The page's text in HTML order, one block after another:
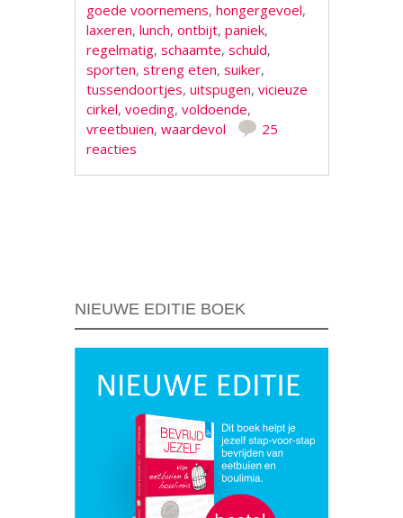
goede voornemens,hongergevoel,
laxeren,lunch,ontbijt,paniek,
regelmatig,schaamte,schuld,
sporten,streng eten,suiker,
tussendoortjes,uitspugen,vicieuze
cirkel,voeding,voldoende,
vreetbuien,waardevol
25
reacties
NIEUWE EDITIE BOEK